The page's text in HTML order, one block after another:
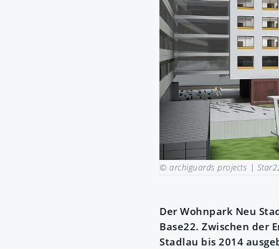
© archiguards projects |
Der Wohnpark Neu
Base22. Zwischen der
Stadlau bis 2014